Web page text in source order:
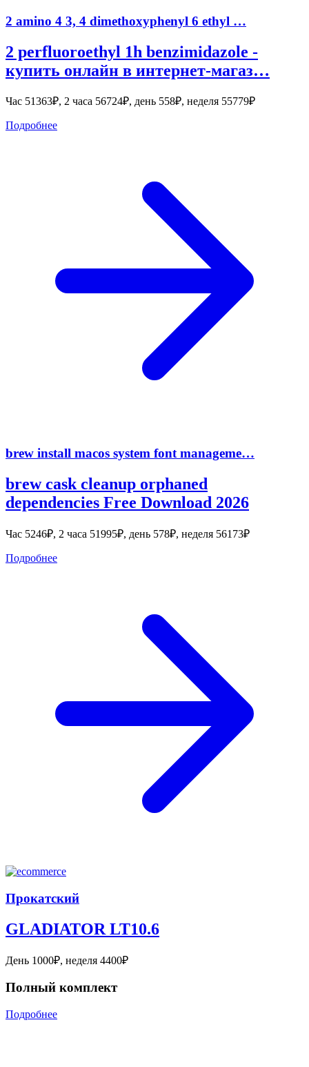
2 amino 4 3, 4 dimethoxyphenyl 6 ethyl …
2 perfluoroethyl 1h benzimidazole -
купить онлайн в интернет-магаз…
Час 51363₽, 2 часа 56724₽, день 558₽, неделя 55779₽
Подробнее
brew install macos system font manageme…
brew cask cleanup orphaned
dependencies Free Download 2026
Час 5246₽, 2 часа 51995₽, день 578₽, неделя 56173₽
Подробнее
Прокатский
GLADIATOR LT10.6
День 1000₽, неделя 4400₽
Полный комплект
Подробнее